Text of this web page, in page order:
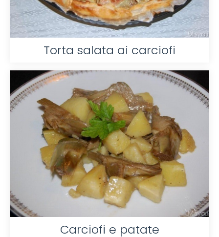
Torta salata ai carciofi
Carciofi e patate